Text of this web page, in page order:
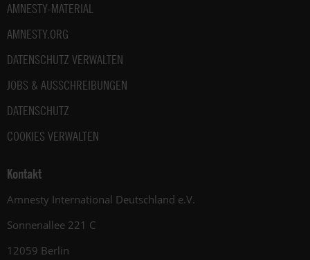
AMNESTY-MATERIAL
AMNESTY.ORG
DATENSCHUTZ VERWALTEN
JOBS & AUSSCHREIBUNGEN
DATENSCHUTZ
COOKIES VERWALTEN
Kontakt
Amnesty International Deutschland e.V.
Sonnenallee 221 C
12059 Berlin